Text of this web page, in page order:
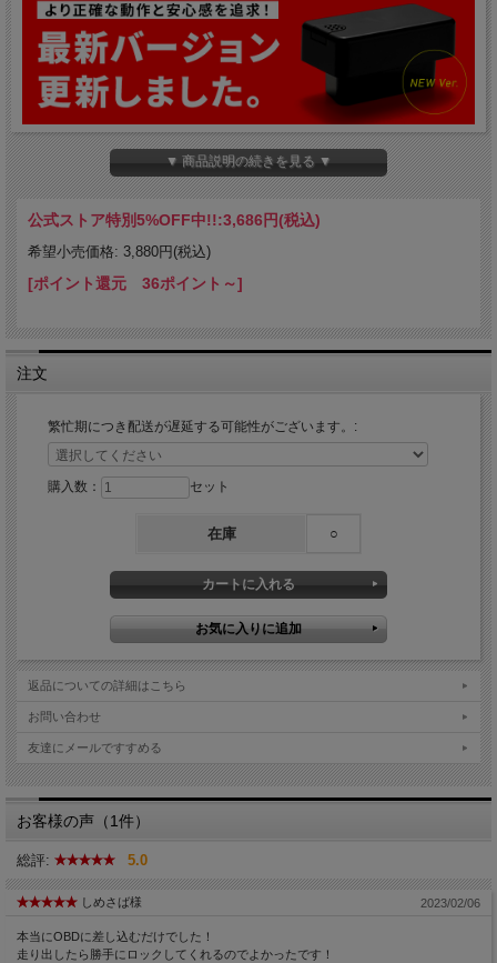
▼ 商品説明の続きを見る ▼
公式ストア特別5%OFF中!!:3,686円(税込)
希望小売価格: 3,880円(税込)
[ポイント還元 36ポイント～]
注文
繁忙期につき配送が遅延する可能性がございます。:
購入数： セット
在庫 ○
返品についての詳細はこちら
お問い合わせ
友達にメールですすめる
お客様の声（1件）
総評: 5.0
しめさば様 2023/02/06
本当にOBDに差し込むだけでした！
走り出したら勝手にロックしてくれるのでよかったです！